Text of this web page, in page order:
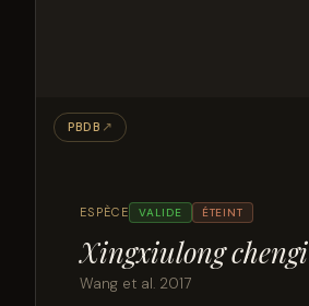
ESPÈCE VALIDE ÉTEINT
Xingxiulong chengi
Wang et al. 2017
PBDB ↗